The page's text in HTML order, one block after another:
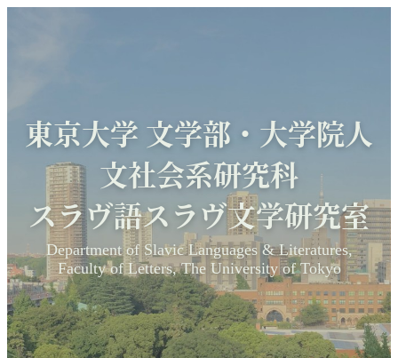
東京大学 文学部・大学院人
文社会系研究科
スラヴ語スラヴ文学研究室
Department of Slavic Languages & Literatures,
Faculty of Letters, The University of Tokyo